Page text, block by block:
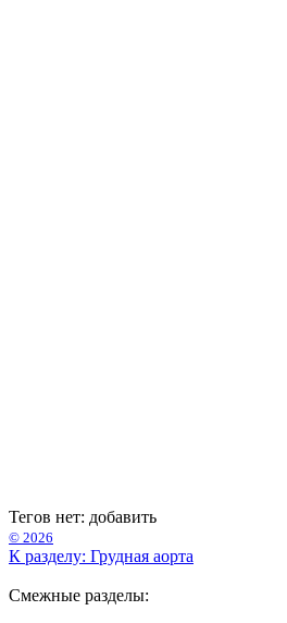
Тегов нет: добавить
© 2026
К разделу: Грудная аорта
Смежные разделы: